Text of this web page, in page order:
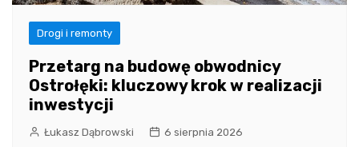
Drogi i remonty
Przetarg na budowę obwodnicy
Ostrołęki: kluczowy krok w realizacji
inwestycji
Łukasz Dąbrowski 6 sierpnia 2026